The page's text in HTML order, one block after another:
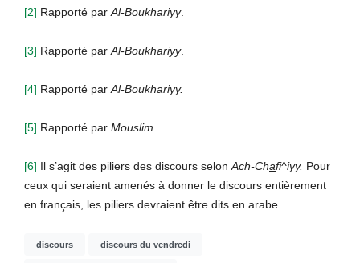
[2] Rapporté par Al-Boukhariyy.
[3] Rapporté par Al-Boukhariyy.
[4] Rapporté par Al-Boukhariyy.
[5] Rapporté par Mouslim
[6] Il s’agit des piliers des discours selon Ach-Chafi^iyy. Pour
ceux qui seraient amenés à donner le discours entièrement
en français, les piliers devraient être dits en arabe.
discours discours du vendredi